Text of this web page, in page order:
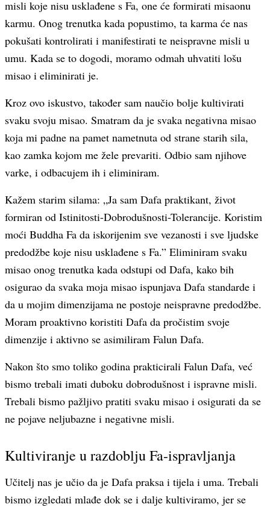
misli koje nisu usklađene s Fa, one će formirati misaonu
karmu. Onog trenutka kada popustimo, ta karma će nas
pokušati kontrolirati i manifestirati te neispravne misli u
umu. Kada se to dogodi, moramo odmah uhvatiti lošu
misao i eliminirati je.
Kroz ovo iskustvo, također sam naučio bolje kultivirati
svaku svoju misao. Smatram da je svaka negativna misao
koja mi padne na pamet nametnuta od strane starih sila,
kao zamka kojom me žele prevariti. Odbio sam njihove
varke, i odbacujem ih i eliminiram.
Kažem starim silama: „Ja sam Dafa praktikant, život
formiran od Istinitosti-Dobrodušnosti-Tolerancije. Koristim
moći Buddha Fa da iskorijenim sve vezanosti i sve ljudske
predodžbe koje nisu usklađene s Fa.” Eliminiram svaku
misao onog trenutka kada odstupi od Dafa, kako bih
osigurao da svaka moja misao ispunjava Dafa standarde i
da u mojim dimenzijama ne postoje neispravne predodžbe.
Moram proaktivno koristiti Dafa da pročistim svoje
dimenzije i aktivno se asimiliram Falun Dafa.
Nakon što smo toliko godina prakticirali Falun Dafa, već
bismo trebali imati duboku dobrodušnost i ispravne misli.
Trebali bismo pažljivo pratiti svaku misao i osigurati da se
ne pojave neljubazne i negativne misli.
Kultiviranje u razdoblju Fa-ispravljanja
Učitelj nas je učio da je Dafa praksa i tijela i uma. Trebali
bismo izgledati mlađe dok se i dalje kultiviramo, jer se